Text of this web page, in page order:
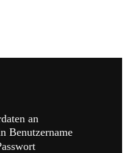
an
Benutzername